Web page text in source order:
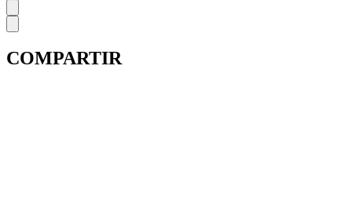
COMPARTIR